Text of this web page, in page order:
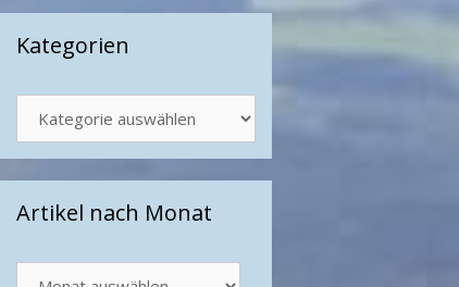
Kategorien
Artikel nach Monat